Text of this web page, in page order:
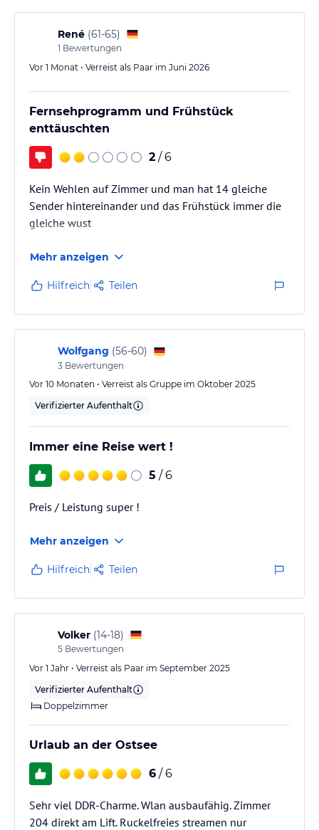
René (61-65)
1 Bewertungen
Vor 1 Monat • Verreist als Paar im Juni 2026
Fernsehprogramm und Frühstück
enttäuschten
2 / 6
Kein Wehlen auf Zimmer und man hat 14 gleiche
Sender hintereinander und das Frühstück immer die
gleiche wust
Mehr anzeigen
Hilfreich Teilen
Wolfgang (56-60)
3 Bewertungen
Vor 10 Monaten • Verreist als Gruppe im Oktober 2025
Verifizierter Aufenthalt
Immer eine Reise wert !
5 / 6
Preis / Leistung super !
Mehr anzeigen
Hilfreich Teilen
Volker (14-18)
5 Bewertungen
Vor 1 Jahr • Verreist als Paar im September 2025
Verifizierter Aufenthalt
Doppelzimmer
Urlaub an der Ostsee
6 / 6
Sehr viel DDR-Charme. Wlan ausbaufähig. Zimmer
204 direkt am Lift. Ruckelfreies streamen nur